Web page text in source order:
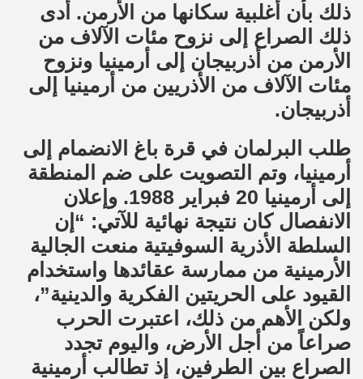
ذلك بأن أغلبية سكانها من الأرمن. أدى
ذلك الصراع إلى نزوح مئات الآلاف من
الأرمن من أذربيجان إلى أرمينيا ونزوح
مئات الآلاف من الأذريين من أرمينيا إلى
أذربيجان.
طلب البرلمان في قرة باغ الانضمام إلى
أرمينيا، وتم التصويت على ضم المنطقة
إلى أرمينيا 20 فبراير 1988. وإعلان
الانفصال كان نتيجة نهائية للآتي: “إن
السلطة الأذرية السوفيتية منعت الجالية
الأرمينية من ممارسة عقائدها واستخدام
القيود على الحريتين الفكرية والدينية”،
ولكن الأهم من ذلك، اعتبرت الحرب
صراعاً من أجل الأرض، واليوم تجدد
الصراع بين الطرفين، إذ تطالب أرمينية